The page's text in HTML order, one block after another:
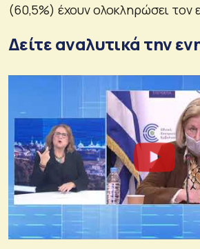
(60,5%) έχουν ολοκληρώσει τον
Δείτε αναλυτικά την